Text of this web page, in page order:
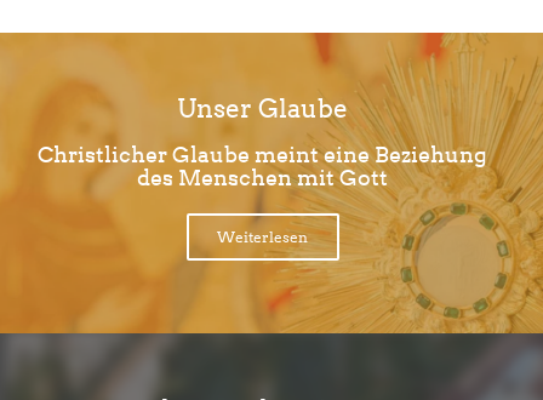
Unser Glaube
Christlicher Glaube meint eine Beziehung
des Menschen mit Gott
Weiterlesen